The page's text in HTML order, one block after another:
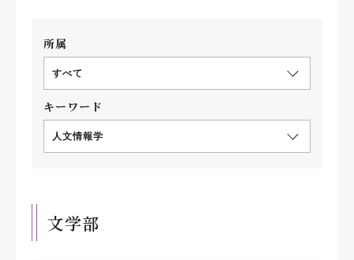
所属
すべて
キーワード
人文情報学
文学部